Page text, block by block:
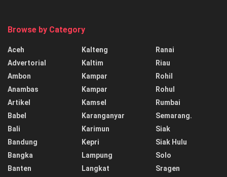
Browse by Category
Aceh
Advertorial
Ambon
Anambas
Artikel
Babel
Bali
Bandung
Bangka
Banten
Kalteng
Kaltim
Kampar
Kampar
Kamsel
Karanganyar
Karimun
Kepri
Lampung
Langkat
Ranai
Riau
Rohil
Rohul
Rumbai
Semarang.
Siak
Siak Hulu
Solo
Sragen